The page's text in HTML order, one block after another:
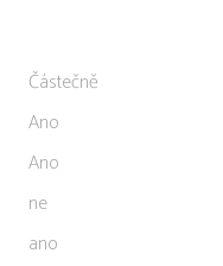
Částečně
Ano
Ano
ne
ano